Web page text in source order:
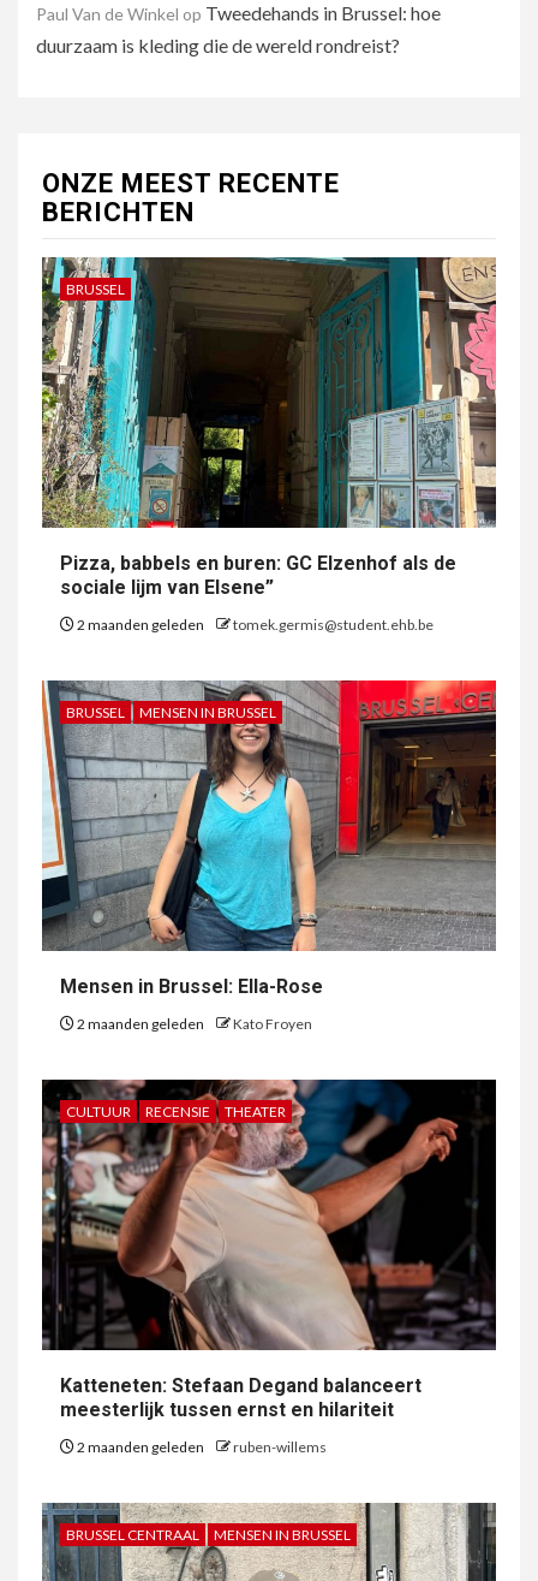
Paul Van de Winkel op Tweedehands in Brussel: hoe
duurzaam is kleding die de wereld rondreist?
ONZE MEEST RECENTE
BERICHTEN
BRUSSEL
Pizza, babbels en buren: GC Elzenhof als de
sociale lijm van Elsene”
2 maanden geleden tomek.germis@student.ehb.be
BRUSSEL MENSEN IN BRUSSEL
Mensen in Brussel: Ella-Rose
2 maanden geleden Kato Froyen
CULTUUR RECENSIE THEATER
Katteneten: Stefaan Degand balanceert
meesterlijk tussen ernst en hilariteit
2 maanden geleden ruben-willems
BRUSSEL CENTRAAL MENSEN IN BRUSSEL